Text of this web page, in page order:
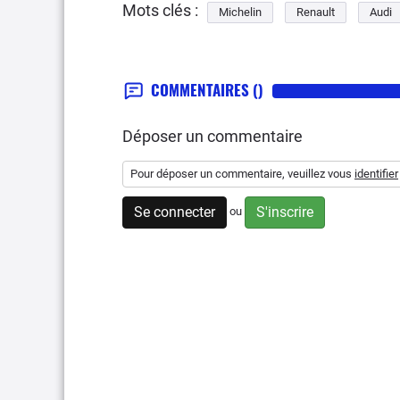
Mots clés : Michelin Renault Audi
COMMENTAIRES ()
Déposer un commentaire
Pour déposer un commentaire, veuillez vous identifier
Se connecter ou S'inscrire